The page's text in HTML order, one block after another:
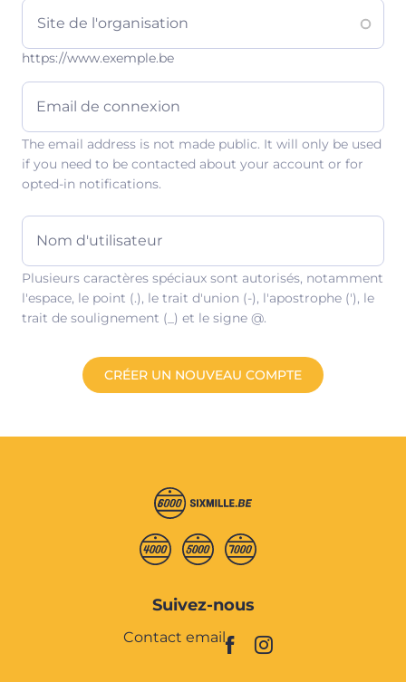
https://www.exemple.be
Email de connexion
The email address is not made public. It will only be used
if you need to be contacted about your account or for
opted-in notifications.
Nom d'utilisateur
Plusieurs caractères spéciaux sont autorisés, notamment
l'espace, le point (.), le trait d'union (-), l'apostrophe ('), le
trait de soulignement (_) et le signe @.
Suivez-nous
Contact email